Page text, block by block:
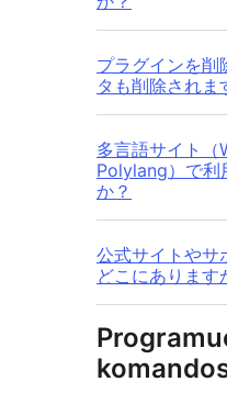
プラグインを削
タも削除されま
多言語サイト（
Polylang）で利
か？
公式サイトやサ
どこにあります